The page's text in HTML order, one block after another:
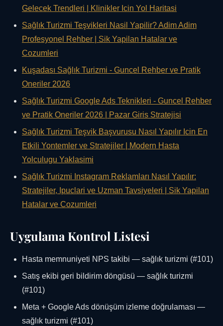
Gelecek Trendleri | Klinikler Icin Yol Haritasi
Sağlık Turizmi Teşvikleri Nasil Yapilir? Adim Adim
Profesyonel Rehber | Sik Yapilan Hatalar ve
Cozumleri
Kuşadası Sağlık Turizmi - Guncel Rehber ve Pratik
Oneriler 2026
Sağlık Turizmi Google Ads Teknikleri - Guncel Rehber
ve Pratik Oneriler 2026 | Pazar Giris Stratejisi
Sağlık Turizmi Teşvik Başvurusu Nasıl Yapılır Icin En
Etkili Yontemler ve Stratejiler | Modern Hasta
Yolculugu Yaklasimi
Sağlık Turizmi Instagram Reklamları Nasıl Yapılır:
Stratejiler, Ipuclari ve Uzman Tavsiyeleri | Sik Yapilan
Hatalar ve Cozumleri
Uygulama Kontrol Listesi
Hasta memnuniyeti NPS takibi — sağlık turizmi (#101)
Satış ekibi geri bildirim döngüsü — sağlık turizmi
(#101)
Meta + Google Ads dönüşüm izleme doğrulaması —
sağlık turizmi (#101)